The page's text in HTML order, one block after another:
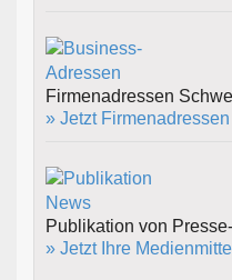
Firmenadressen
» Jetzt
Publikation von
» Jetzt Ihre